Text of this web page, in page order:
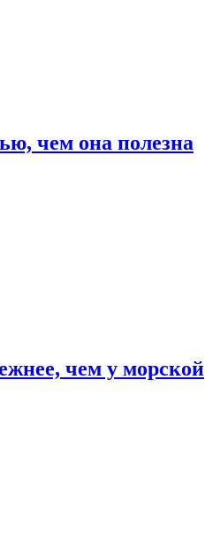
чем она полезна
чем у морской